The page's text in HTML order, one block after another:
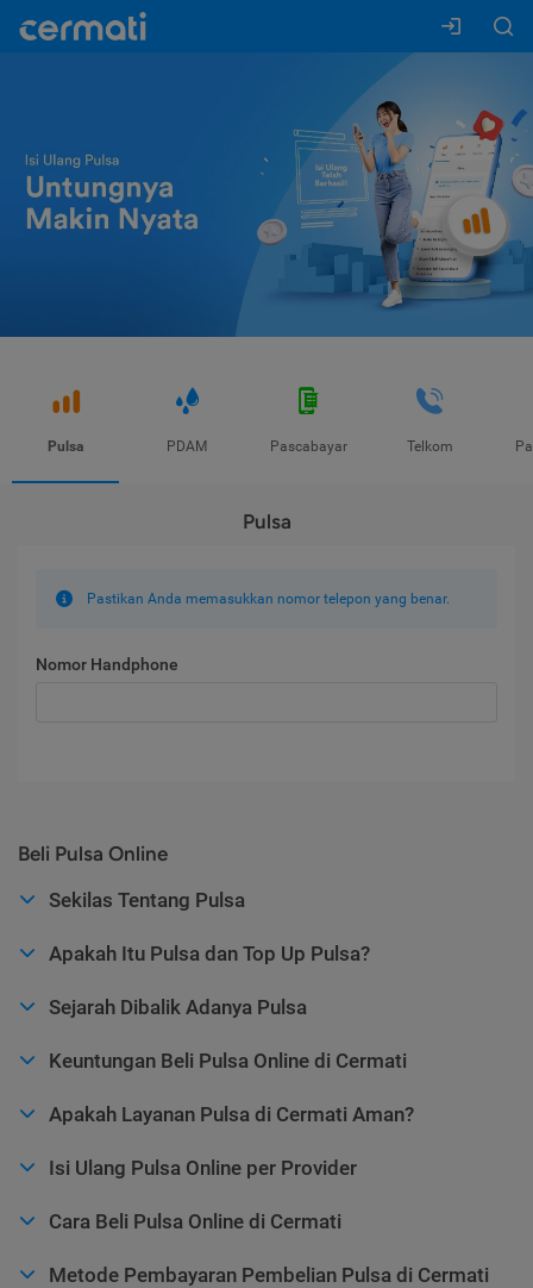
Pulsa PDAM Pascabayar Telkom
Pulsa
Pastikan Anda memasukkan nomor telepon yang benar.
Nomor Handphone
Beli Pulsa Online
Sekilas Tentang Pulsa
Apakah Itu Pulsa dan Top Up Pulsa?
Sejarah Dibalik Adanya Pulsa
Keuntungan Beli Pulsa Online di Cermati
Apakah Layanan Pulsa di Cermati Aman?
Isi Ulang Pulsa Online per Provider
Cara Beli Pulsa Online di Cermati
Metode Pembayaran Pembelian Pulsa di Cermati